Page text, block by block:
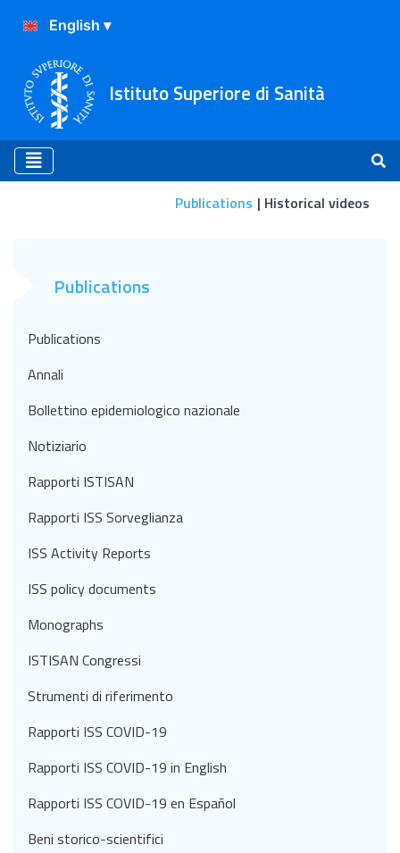
Istituto Superiore di Sanità
Publications Historical videos
Publications
Publications
Annali
Bollettino epidemiologico nazionale
Notiziario
Rapporti ISTISAN
Rapporti ISS Sorveglianza
ISS Activity Reports
ISS policy documents
Monographs
ISTISAN Congressi
Strumenti di riferimento
Rapporti ISS COVID-19
Rapporti ISS COVID-19 in English
Rapporti ISS COVID-19 en Español
Beni storico-scientifici